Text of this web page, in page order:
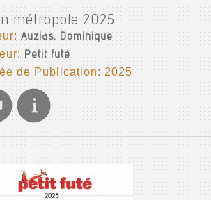
métropole 2025
Auzias, Dominique
Petit futé
de Publication: 2025